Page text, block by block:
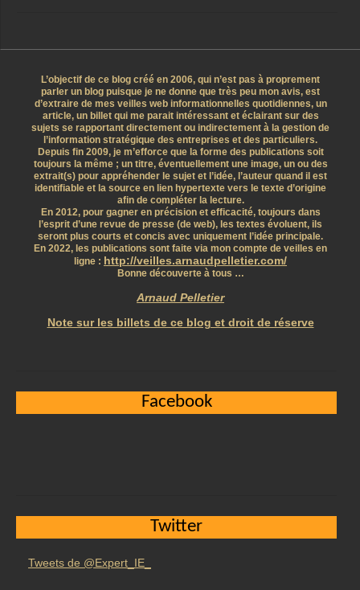
L’objectif de ce blog créé en 2006, qui n’est pas à proprement
parler un blog puisque je ne donne que très peu mon avis, est
d’extraire de mes veilles web informationnelles quotidiennes, un
article, un billet qui me parait intéressant et éclairant sur des
sujets se rapportant directement ou indirectement à la gestion de
l’information stratégique des entreprises et des particuliers.
Depuis fin 2009, je m’efforce que la forme des publications soit
toujours la même ; un titre, éventuellement une image, un ou des
extrait(s) pour appréhender le sujet et l’idée, l’auteur quand il est
identifiable et la source en lien hypertexte vers le texte d’origine
afin de compléter la lecture.
En 2012, pour gagner en précision et efficacité, toujours dans
l’esprit d’une revue de presse (de web), les textes évoluent, ils
seront plus courts et concis avec uniquement l’idée principale.
En 2022, les publications sont faite via mon compte de veilles en
ligne : http://veilles.arnaudpelletier.com/
Bonne découverte à tous …
Arnaud Pelletier
Note sur les billets de ce blog et droit de réserve
Facebook
Twitter
Tweets de @Expert_IE_